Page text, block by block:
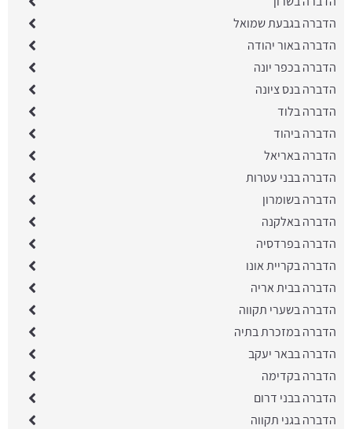
הדברה בגבעת שמואל
הדברה באור יהודה
הדברה בכפר יונה
הדברה בנס ציונה
הדברה בלוד
הדברה ביהוד
הדברה באריאל
הדברה בבני עטרות
הדברה בשומרון
הדברה באלקנה
הדברה בפרדסיה
הדברה בקריית אונו
הדברה בבית אריה
הדברה בשערי תקווה
הדברה במזכרת בתיה
הדברה בבאר יעקב
הדברה בקדימה
הדברה בבני דרום
הדברה בגני תקווה